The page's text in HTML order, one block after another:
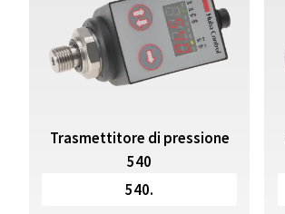
Trasmettitore di pressione
540
540.